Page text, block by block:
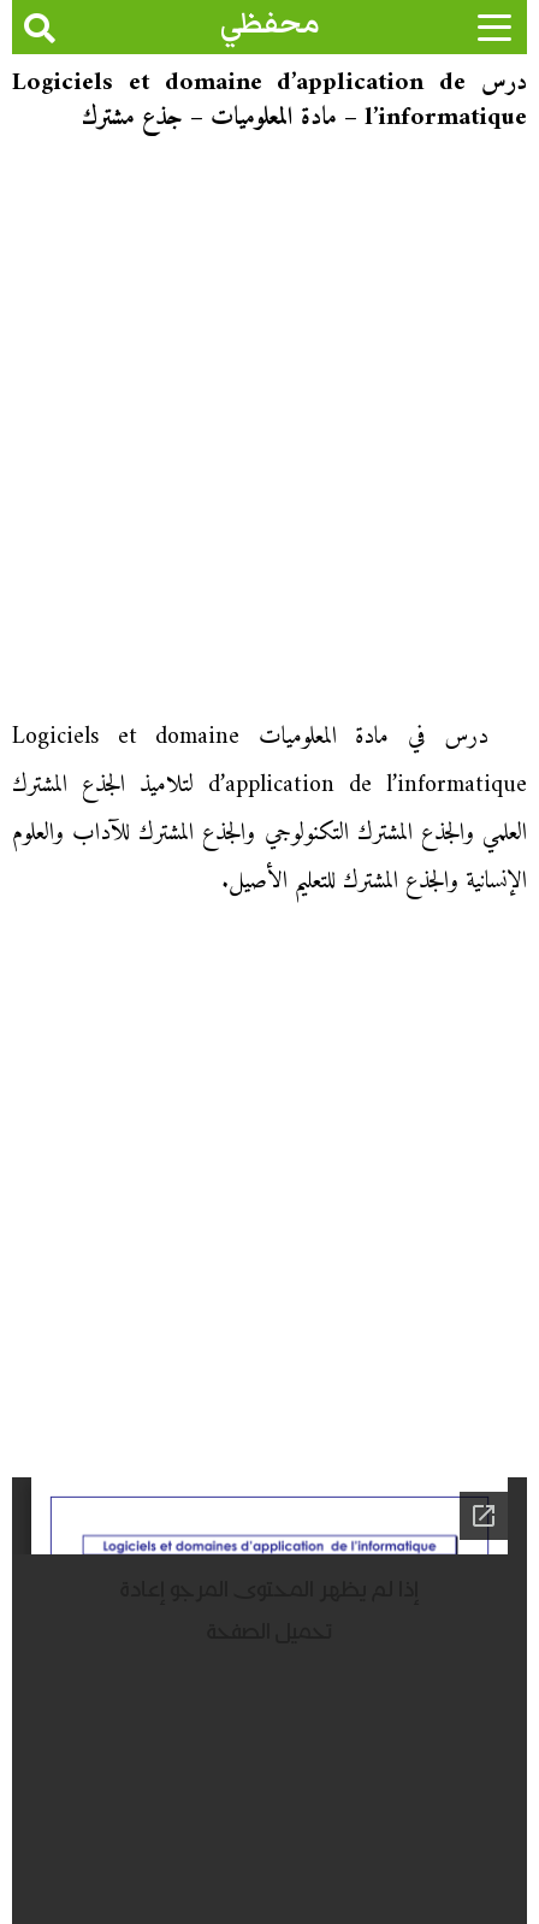
محفظي
درس Logiciels et domaine d’application de
l’informatique – مادة المعلوميات – جذع مشترك
درس في مادة المعلوميات Logiciels et domaine
d’application de l’informatique لتلاميذ الجذع المشترك
العلمي والجذع المشترك التكنولوجي والجذع المشترك للآداب والعلوم
الإنسانية والجذع المشترك للتعليم الأصيل.